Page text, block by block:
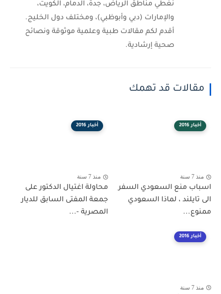
نغطي مناطق الرياض، جدة، الدمام، الكويت،
والإمارات (دبي وأبوظبي)، ومختلف دول الخليج.
أقدم لكم مقالات طبية وعلمية موثوقة ونصائح
صحية إرشادية.
مقالات قد تهمك
أخبار 2016
منذ 7 سنة
اسباب منع السعودي السفر
الى تايلند ، لماذا السعودي
ممنوع...
أخبار 2016
منذ 7 سنة
محاولة اغتيال الدكتور على
جمعة المفتى السابق للديار
المصرية -...
أخبار 2016
منذ 7 سنة